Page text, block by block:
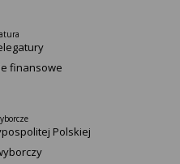
finansowe
Polskiej​